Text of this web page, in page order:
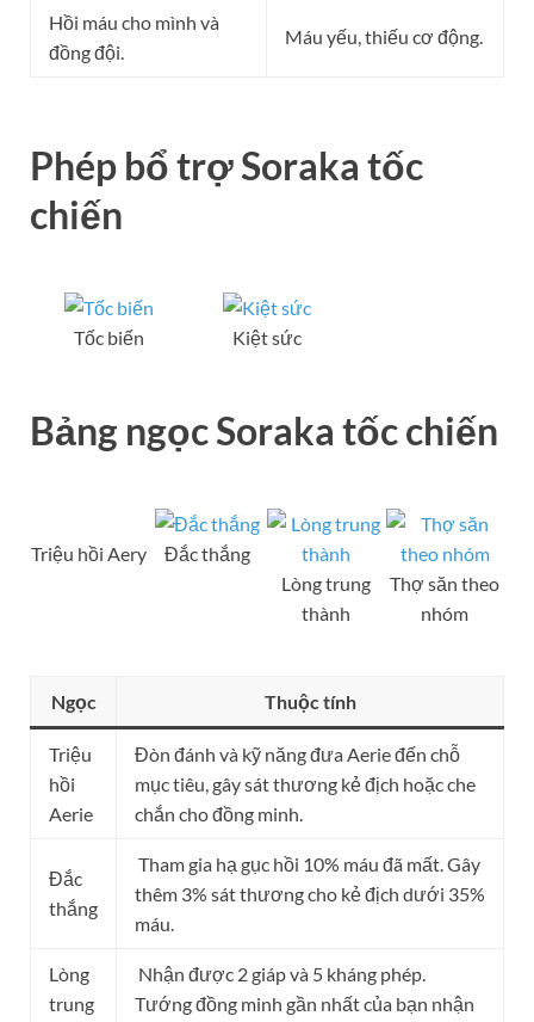
Hồi máu cho mình và
đồng đội.
Máu yếu, thiếu cơ động.
Phép bổ trợ Soraka tốc
chiến
Tốc biến Kiệt sức
Bảng ngọc Soraka tốc chiến
Triệu hồi Aery
Đắc thắng
Lòng trung
thành
Thợ săn theo
nhóm
Ngọc Thuộc tính
Triệu
hồi
Aerie
Đòn đánh và kỹ năng đưa Aerie đến chỗ
mục tiêu, gây sát thương kẻ địch hoặc che
chắn cho đồng minh.
Đắc
thắng
Tham gia hạ gục hồi 10% máu đã mất. Gây
thêm 3% sát thương cho kẻ địch dưới 35%
máu.
Lòng
trung
Nhận được 2 giáp và 5 kháng phép.
Tướng đồng minh gần nhất của bạn nhận